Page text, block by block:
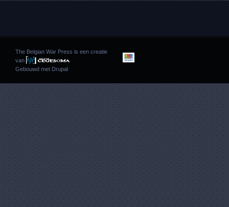
The Belgian War Press is een creatie
van
Gebouwd met Drupal